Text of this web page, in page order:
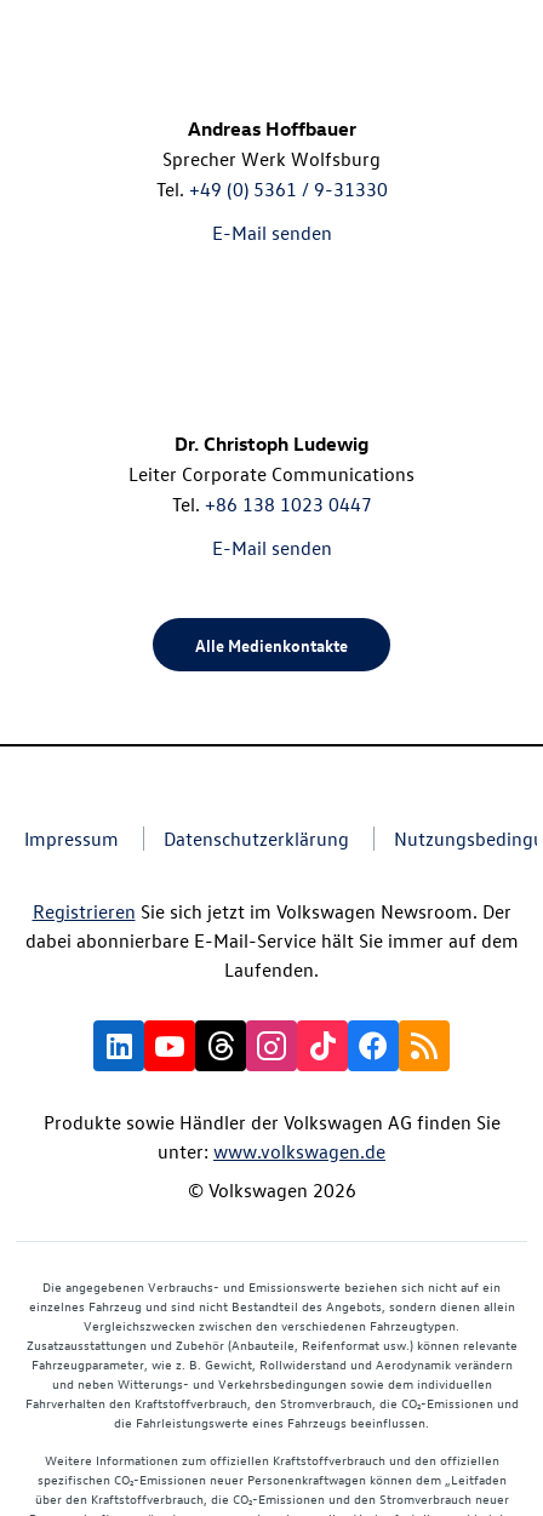
Andreas Hoffbauer
Sprecher Werk Wolfsburg
Tel. +49 (0) 5361 / 9-31330
E-Mail senden
Dr. Christoph Ludewig
Leiter Corporate Communications
Tel. +86 138 1023 0447
E-Mail senden
Alle Medienkontakte
Impressum Datenschutzerklärung
Registrieren Sie sich jetzt im Volkswagen Newsroom. Der
dabei abonnierbare E-Mail-Service hält Sie immer auf dem
Laufenden.
Produkte sowie Händler der Volkswagen AG finden Sie
unter: www.volkswagen.de
© Volkswagen 2026
Die angegebenen Verbrauchs- und Emissionswerte beziehen sich nicht auf ein
einzelnes Fahrzeug und sind nicht Bestandteil des Angebots, sondern dienen allein
Vergleichszwecken zwischen den verschiedenen Fahrzeugtypen.
Zusatzausstattungen und Zubehör (Anbauteile, Reifenformat usw.) können relevante
Fahrzeugparameter, wie z. B. Gewicht, Rollwiderstand und Aerodynamik verändern
und neben Witterungs- und Verkehrsbedingungen sowie dem individuellen
Fahrverhalten den Kraftstoffverbrauch, den Stromverbrauch, die CO₂-Emissionen und
die Fahrleistungswerte eines Fahrzeugs beeinflussen.
Weitere Informationen zum offiziellen Kraftstoffverbrauch und den offiziellen
spezifischen CO₂-Emissionen neuer Personenkraftwagen können dem „Leitfaden
über den Kraftstoffverbrauch, die CO₂-Emissionen und den Stromverbrauch neuer